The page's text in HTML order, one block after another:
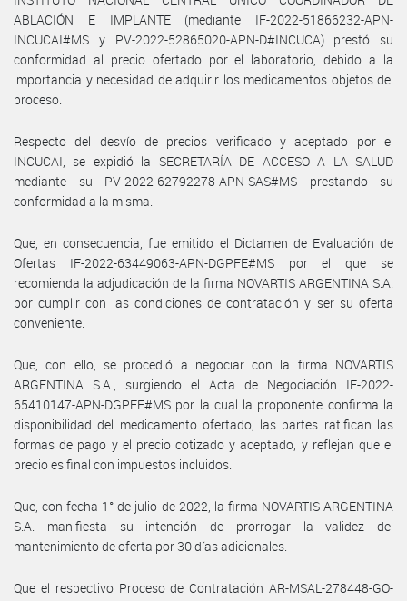
ABLACIÓN E IMPLANTE (mediante IF-2022-51866232-APN-
INCUCAI#MS y PV-2022-52865020-APN-D#INCUCA) prestó su
conformidad al precio ofertado por el laboratorio, debido a la
importancia y necesidad de adquirir los medicamentos objetos del
proceso.
Respecto del desvío de precios verificado y aceptado por el
INCUCAI, se expidió la SECRETARÍA DE ACCESO A LA SALUD
mediante su PV-2022-62792278-APN-SAS#MS prestando su
conformidad a la misma.
Que, en consecuencia, fue emitido el Dictamen de Evaluación de
Ofertas IF-2022-63449063-APN-DGPFE#MS por el que se
recomienda la adjudicación de la firma NOVARTIS ARGENTINA S.A.
por cumplir con las condiciones de contratación y ser su oferta
conveniente.
Que, con ello, se procedió a negociar con la firma NOVARTIS
ARGENTINA S.A., surgiendo el Acta de Negociación IF-2022-
65410147-APN-DGPFE#MS por la cual la proponente confirma la
disponibilidad del medicamento ofertado, las partes ratifican las
formas de pago y el precio cotizado y aceptado, y reflejan que el
precio es final con impuestos incluidos.
Que, con fecha 1° de julio de 2022, la firma NOVARTIS ARGENTINA
S.A. manifiesta su intención de prorrogar la validez del
mantenimiento de oferta por 30 días adicionales.
Que el respectivo Proceso de Contratación AR-MSAL-278448-GO-